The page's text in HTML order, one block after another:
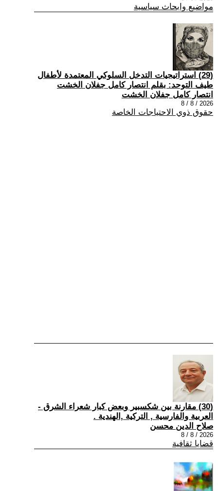
مواضيع وابحاث سياسية
(29) استراتيجيات التدخل السلوكي المعتمدة لأطفال
طيف التوحد: بقلم انتصار كامل جفلان الخشت
انتصار كامل جفلان الخشت
2026 / 8 / 8
حقوق ذوي الاحتياجات الخاصة
(30) مقارنة بين شكسبير وبعض كبار شعراء الشرق -
العربية والفارسية , التركية ,الهندية .
صلاح الدين محسن
2026 / 8 / 8
قضايا ثقافية